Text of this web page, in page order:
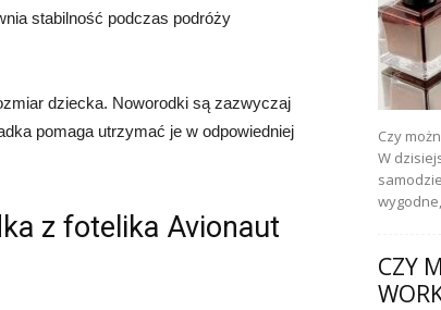
stabilność podczas podróży
dziecka. Noworodki są zazwyczaj
pomaga utrzymać je w odpowiedniej
z fotelika Avionaut
Czy
W
CZY